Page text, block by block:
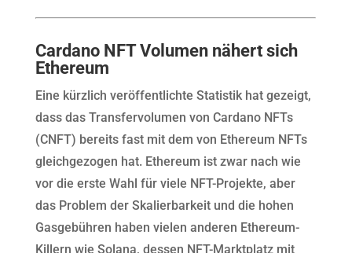
Cardano NFT Volumen nähert sich
Ethereum
Eine kürzlich veröffentlichte Statistik hat gezeigt,
dass das Transfervolumen von Cardano NFTs
(CNFT) bereits fast mit dem von Ethereum NFTs
gleichgezogen hat. Ethereum ist zwar nach wie
vor die erste Wahl für viele NFT-Projekte, aber
das Problem der Skalierbarkeit und die hohen
Gasgebühren haben vielen anderen Ethereum-
Killern wie Solana, dessen NFT-Marktplatz mit